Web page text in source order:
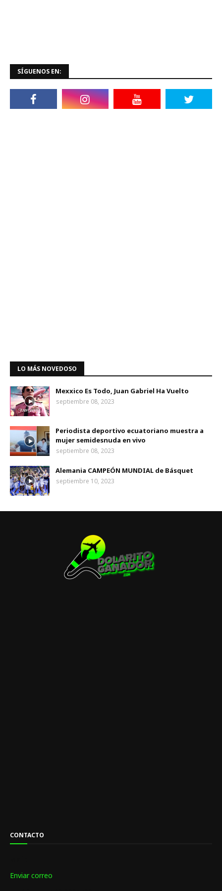
SÍGUENOS EN:
LO MÁS NOVEDOSO
Mexxico Es Todo, Juan Gabriel Ha Vuelto
septiembre 08, 2023
Periodista deportivo ecuatoriano muestra a
mujer semidesnuda en vivo
septiembre 08, 2023
Alemania CAMPEÓN MUNDIAL de Básquet
septiembre 10, 2023
CONTACTO
Enviar correo